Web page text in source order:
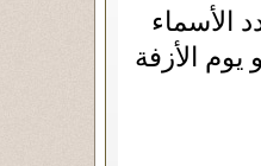
الأسماء
الأزفة